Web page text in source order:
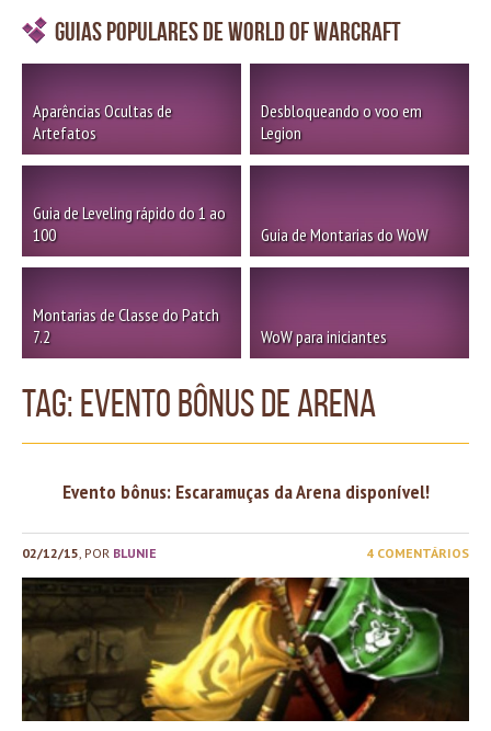
Guias Populares de World of Warcraft
Aparências Ocultas de
Artefatos
Desbloqueando o voo em
Legion
Guia de Leveling rápido do 1 ao
100
Guia de Montarias do WoW
Montarias de Classe do Patch
7.2
WoW para iniciantes
TAG: evento bônus de arena
Evento bônus: Escaramuças da Arena disponível!
02/12/15, POR BLUNIE 4 COMENTÁRIOS